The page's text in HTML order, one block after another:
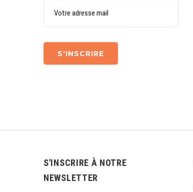
S'INSCRIRE À NOTRE
NEWSLETTER